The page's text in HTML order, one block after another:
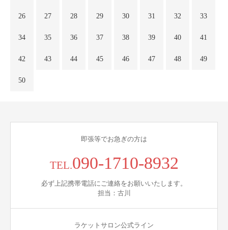
26 27 28 29 30 31 32 33
34 35 36 37 38 39 40 41
42 43 44 45 46 47 48 49
50
即張等でお急ぎの方は
TEL.090-1710-8932
必ず上記携帯電話にご連絡をお願いいたします。
担当：古川
ラケットサロン公式ライン